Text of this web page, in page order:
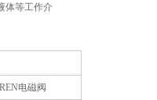
体等工作介
电磁阀